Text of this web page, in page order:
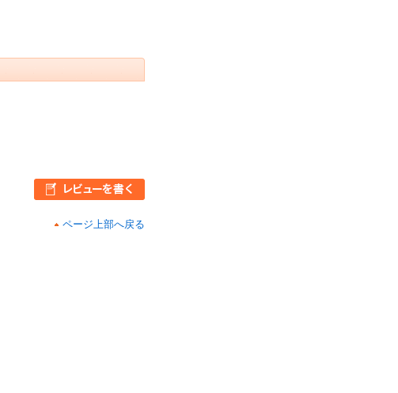
ページ上部へ戻る